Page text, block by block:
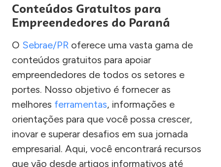
Conteúdos Gratuitos para
Empreendedores do Paraná
O Sebrae/PR oferece uma vasta gama de
conteúdos gratuitos para apoiar
empreendedores de todos os setores e
portes. Nosso objetivo é fornecer as
melhores ferramentas, informações e
orientações para que você possa crescer,
inovar e superar desafios em sua jornada
empresarial. Aqui, você encontrará recursos
que vão desde artigos informativos até